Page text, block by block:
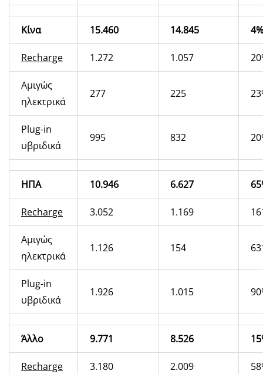
Κίνα 15.460 14.845 4%
Recharge 1.272 1.057
Αμιγώς
ηλεκτρικά
277 225
Plug-in
υβριδικά
995 832
ΗΠΑ 10.946 6.627
Recharge 3.052 1.169
Αμιγώς
ηλεκτρικά
1.126 154
Plug-in
υβριδικά
1.926 1.015
Άλλο 9.771 8.526
Recharge 3.180 2.009